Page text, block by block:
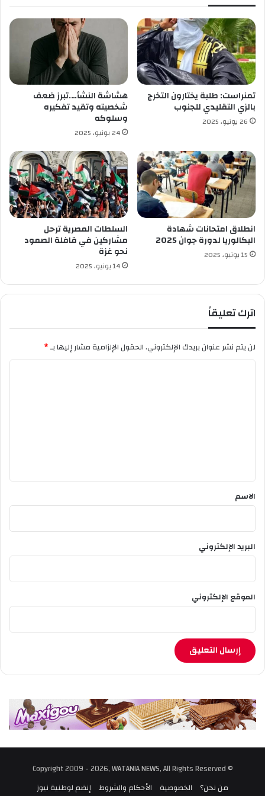
ك
ا
ل
ت
ي
ن
ل
ـ
ب
ك
ا
ل
ج
ا
ئ
ر
ا
ا
ج
ي
ط
ي
ز
و
ا
ل
إ
ح
ب
ا
ط
؟
تمنراست: طلبة يختارون التخرج
بالزي التقليدي للجنوب
26 يونيو، 2025
هشاشة النشأ….تبرز ضعف
شخصيته وتقيد تفكيره
وسلوكه
24 يونيو، 2025
انطلاق امتحانات شهادة
البكالوريا لدورة جوان 2025
15 يونيو، 2025
السلطات المصرية ترحل
مشاركين في قافلة الصمود
نحو غزة
14 يونيو، 2025
اترك تعليقاً
لن يتم نشر عنوان بريدك الإلكتروني.الحقول الإلزامية مشار إليها بـ*
*
الاسم
البريد الإلكتروني
الموقع الإلكتروني
© Copyright 2009 - 2026, WATANIA NEWS, All Rights Reserved
من نحن؟
الخصوصية الأحكام والشروط إنضم لوطنية نيوز